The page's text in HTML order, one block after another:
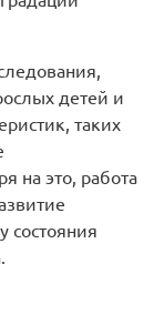
детей и
таких
на это, работа
состояния